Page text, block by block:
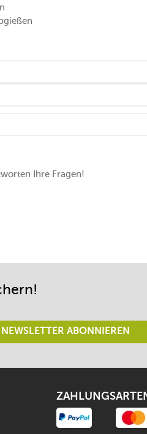
Ihre Fragen!
NEWSLETTER ABONNIEREN